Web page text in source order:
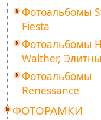
Фотоальбомы
Fiesta
Фотоальбомы
Walther,
Фотоальбомы
Renessance
ФОТОРАМКИ